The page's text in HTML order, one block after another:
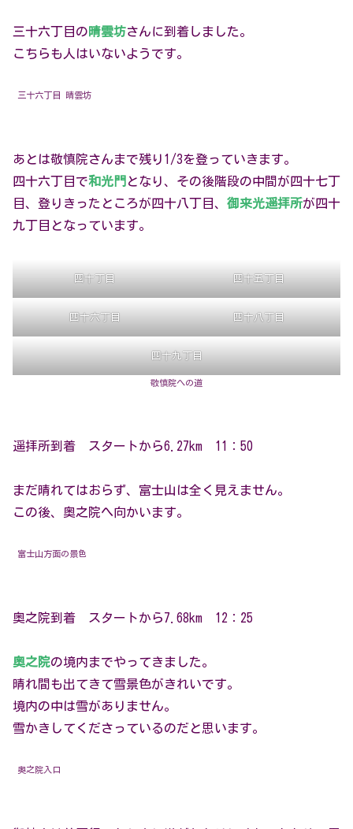
三十六丁目の晴雲坊さんに到着しました。
こちらも人はいないようです。
三十六丁目 晴雲坊
あとは敬慎院さんまで残り1/3を登っていきます。
四十六丁目で和光門 となり、その後階段の中間が四十七丁
目、登りきったところが四十八丁目、 御来光遥拝所が四十
九丁目となっています。
四十丁目 四十五丁目
四十六丁目 四十八丁目
四十九丁目
敬慎院への道
遥拝所到着 スタートから6.27km 11：50
まだ晴れてはおらず、富士山は全く見えません。
この後、奥之院へ向かいます。
富士山方面の景色
奥之院到着 スタートから7.68km 12：25
奥之院の境内までやってきました。
晴れ間も出てきて雪景色がきれいです。
境内の中は雪がありません。
雪かきしてくださっているのだと思います。
奥之院入口